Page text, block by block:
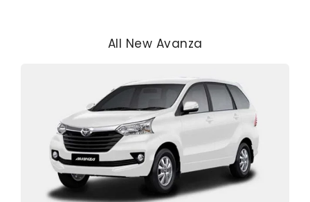
All New Avanza